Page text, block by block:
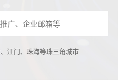
江门、珠海等珠三角城市